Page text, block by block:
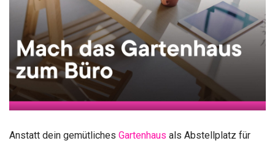
Anstatt dein gemütliches Gartenhaus als Abstellplatz für